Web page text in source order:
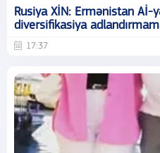
Rusiya XİN: Ermənistan Aİ-
diversifikasiya
17:37